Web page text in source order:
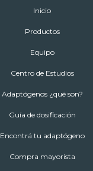
Inicio
Productos
Equipo
Centro de Estudios
Adaptógenos ¿qué son?
Guía de dosificación
Encontrá tu adaptógeno
Compra mayorista